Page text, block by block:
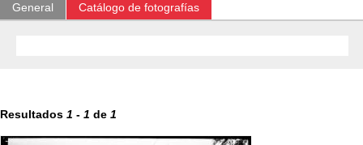
General Catálogo de fotografías
Resultados 1 - 1 de 1